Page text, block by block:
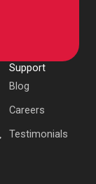
Support
Blog
Careers
Testimonials